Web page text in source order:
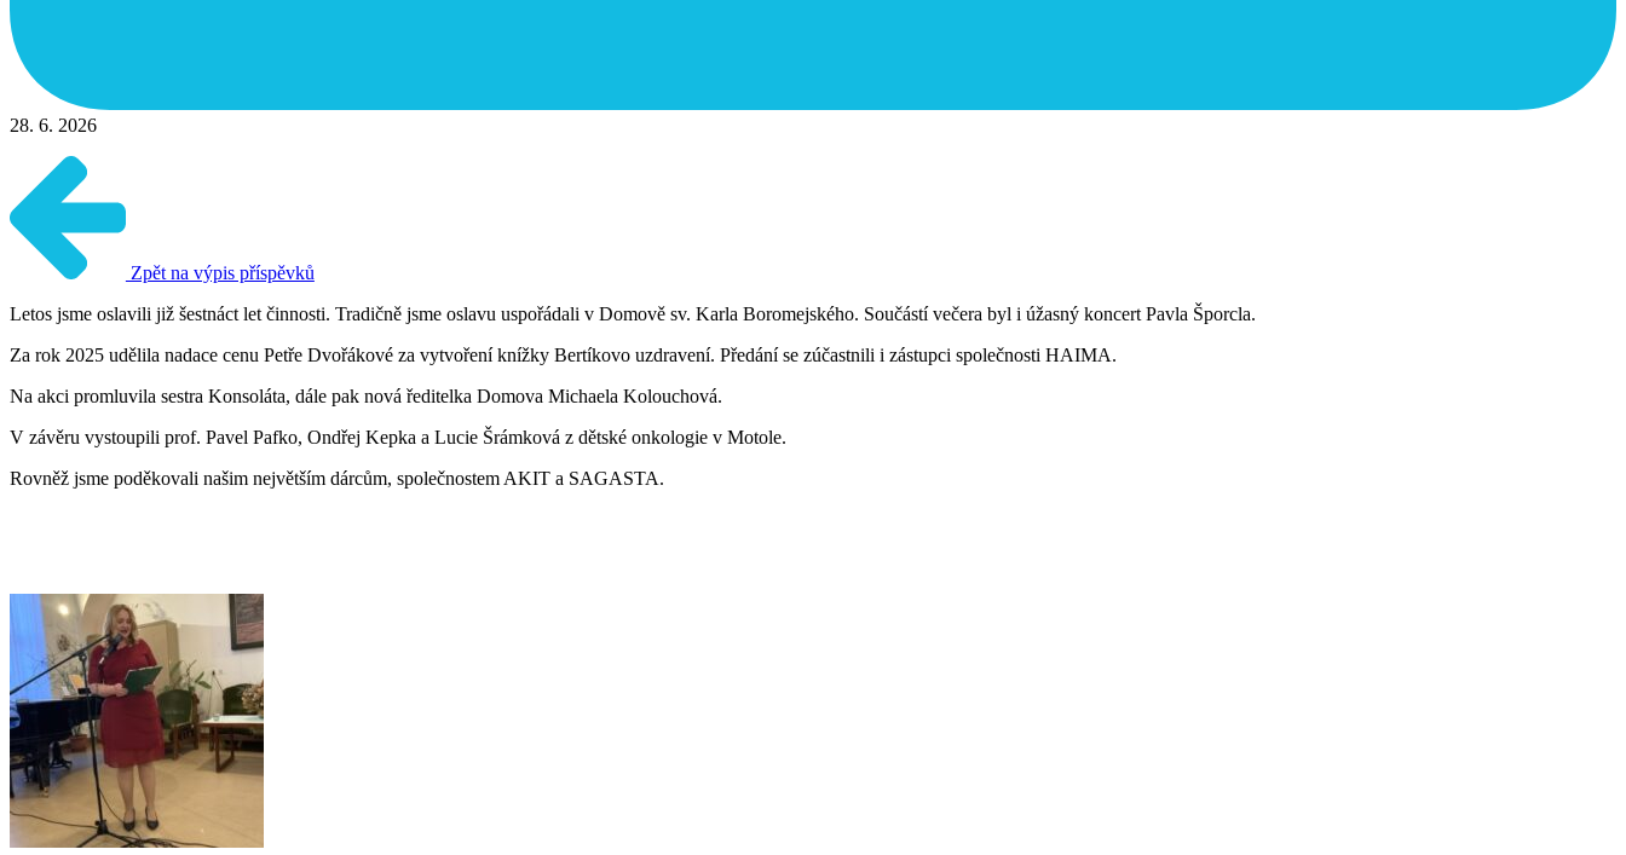
28. 6. 2026
Zpět na výpis příspěvků
Letos jsme oslavili již šestnáct let činnosti. Tradičně jsme oslavu uspořádali v Domově sv. Karla Boromejského. Součástí večera byl i úžasný koncert Pavla Šporcla.
Za rok 2025 udělila nadace cenu Petře Dvořákové za vytvoření knížky Bertíkovo uzdravení. Předání se zúčastnili i zástupci společnosti HAIMA.
Na akci promluvila sestra Konsoláta, dále pak nová ředitelka Domova Michaela Kolouchová.
V závěru vystoupili prof. Pavel Pafko, Ondřej Kepka a Lucie Šrámková z dětské onkologie v Motole.
Rovněž jsme poděkovali našim největším dárcům, společnostem AKIT a SAGASTA.